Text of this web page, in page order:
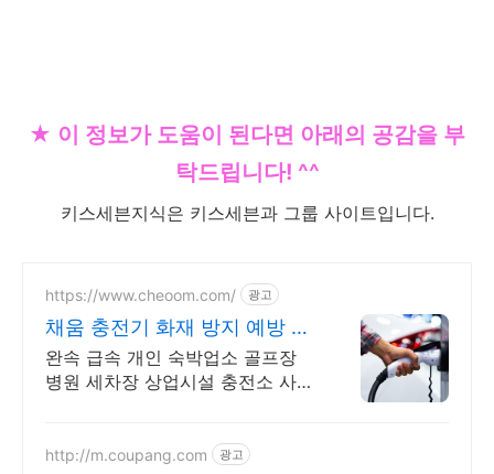
★ 이 정보가 도움이 된다면 아래의 공감을 부
탁드립니다! ^^
키스세븐지식은 키스세븐과 그룹 사이트입니다.
https://www.cheoom.com/ 광고
채움 충전기 화재 방지 예방 화
재 예방 감지 충전기 특가
완속 급속 개인 숙박업소 골프장
병원 세차장 상업시설 충전소 사업
http://m.coupang.com 광고